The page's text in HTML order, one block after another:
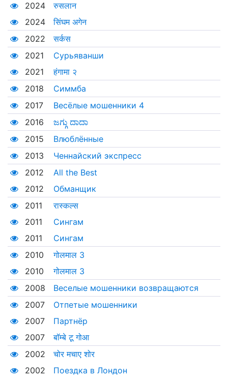
2024
रुसलान
2024
सिंघम अगेन
2022
सर्कस
2021
Сурьяванши
2021
हंगामा २
2018
Симмба
2017
Весёлые мошенники 4
2016
ಜಗ್ಗು ದಾದಾ
2015
Влюблённые
2013
Ченнайский экспресс
2012
All the Best
2012
Обманщик
2011
रास्कल्स
2011
Сингам
2011
Сингам
2010
गोलमाल 3
2010
गोलमाल 3
2008
Веселые мошенники возвращаются
2007
Отпетые мошенники
2007
Партнёр
2007
बॉम्बे टू गोआ
2002
चोर मचाए शोर
2002
Поездка в Лондон